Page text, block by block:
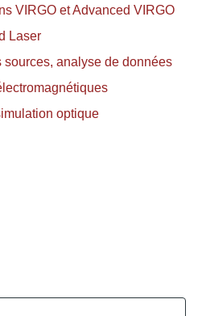
VIRGO et Advanced VIRGO
Laser
sources, analyse de données
optique